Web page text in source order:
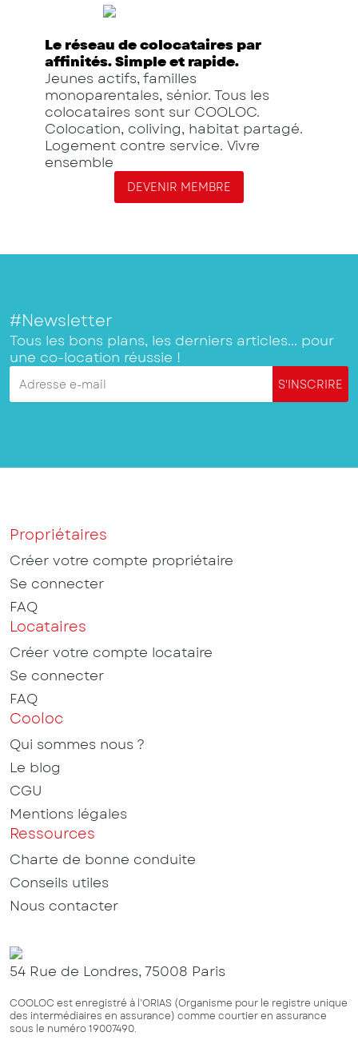
Le réseau de colocataires par
affinités. Simple et rapide.
Jeunes actifs, familles
monoparentales, sénior. Tous les
colocataires sont sur COOLOC.
Colocation, coliving, habitat partagé.
Logement contre service. Vivre
ensemble
DEVENIR MEMBRE
#Newsletter
Tous les bons plans, les derniers articles... pour
une co-location réussie !
Adresse e-mail S'INSCRIRE
Propriétaires
Créer votre compte propriétaire
Se connecter
FAQ
Locataires
Créer votre compte locataire
Se connecter
FAQ
Cooloc
Qui sommes nous ?
Le blog
CGU
Mentions légales
Ressources
Charte de bonne conduite
Conseils utiles
Nous contacter
54 Rue de Londres, 75008 Paris
COOLOC est enregistré à l’ORIAS (Organisme pour le registre unique
des intermédiaires en assurance) comme courtier en assurance
sous le numéro 19007490.